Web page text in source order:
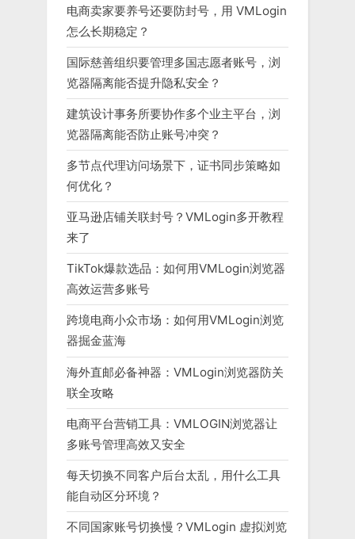
电商卖家要养号还要防封号，用 VMLogin
怎么长期稳定？
国际慈善组织要管理多国志愿者账号，浏
览器隔离能否提升隐私安全？
建筑设计事务所要协作多个业主平台，浏
览器隔离能否防止账号冲突？
多节点代理访问场景下，证书同步策略如
何优化？
亚马逊店铺关联封号？VMLogin多开教程
来了
TikTok爆款选品：如何用VMLogin浏览器
高效运营多账号
跨境电商小众市场：如何用VMLogin浏览
器掘金蓝海
海外直邮必备神器：VMLogin浏览器防关
联全攻略
电商平台营销工具：VMLOGIN浏览器让
多账号管理高效又安全
每天切换不同客户后台太乱，用什么工具
能自动区分环境？
不同国家账号切换慢？VMLogin 虚拟浏览